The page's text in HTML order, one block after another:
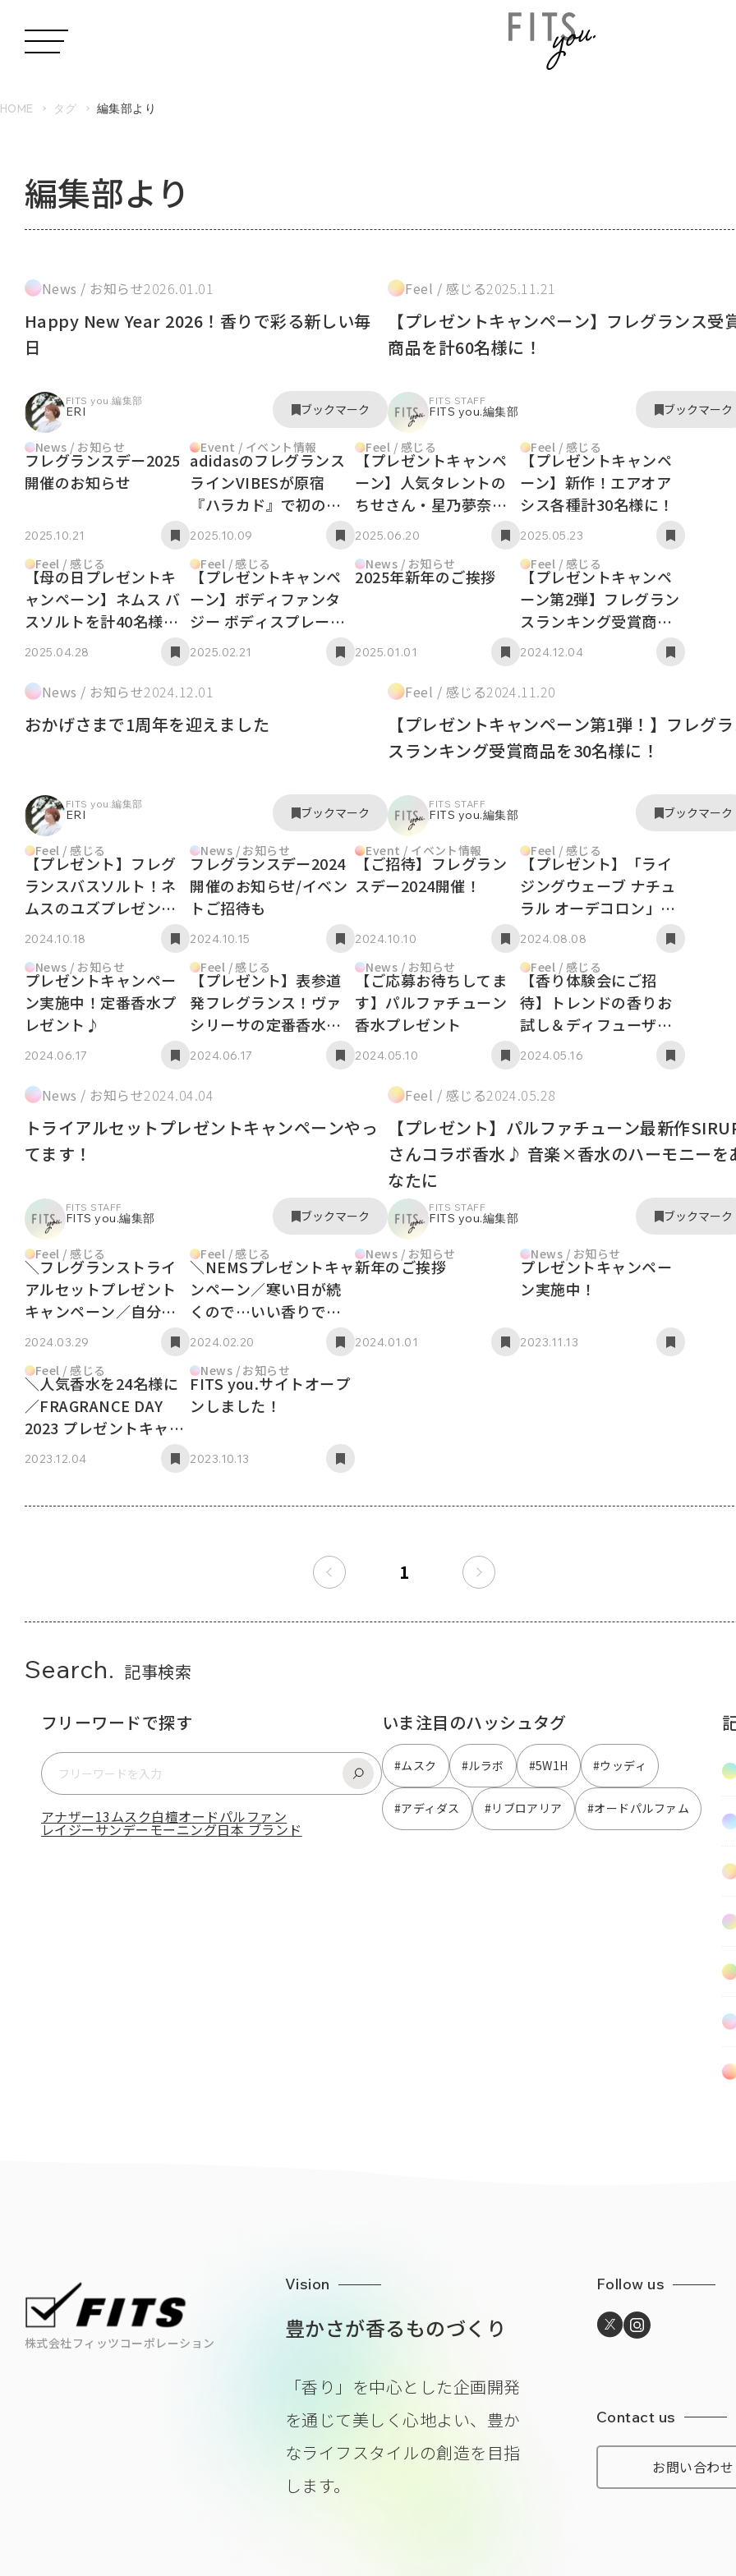
HOME タグ 編集部より
編集部より
News / お知らせ2026.01.01
Happy New Year 2026！香りで彩る新しい毎
日
FITS you.編集部
ERI ブックマーク
Feel / 感じる2025.11.21
【プレゼントキャンペーン】フレグランス受
商品を計60名様に！
FITS STAFF
FITS you.編集部 ブックマーク
News / お知らせ
フレグランスデー2025
開催のお知らせ
2025.10.21
Event / イベント情報
adidasのフレグランス
ラインVIBESが原宿
『ハラカド』で初の期
間限定POPUP出店！
2025.10.09
Feel / 感じる
【プレゼントキャンペ
ーン】人気タレントの
ちせさん・星乃夢奈さ
ん・おさきさんプロデ
ュースの新作香水を計
30名様に！
2025.06.20
Feel / 感じる
【プレゼントキャンペ
ーン】新作！エアオア
シス各種計30名様に！
2025.05.23
Feel / 感じる
【母の日プレゼントキ
ャンペーン】ネムス バ
スソルトを計40名様
に！
2025.04.28
Feel / 感じる
【プレゼントキャンペ
ーン】ボディファンタ
ジー ボディスプレーを
計40名様に！
2025.02.21
News / お知らせ
2025年新年のご挨拶
2025.01.01
Feel / 感じる
【プレゼントキャンペ
ーン第2弾】フレグラン
スランキング受賞商品
を30名様に！
2024.12.04
News / お知らせ2024.12.01
おかげさまで1周年を迎えました
FITS you.編集部
ERI ブックマーク
Feel / 感じる2024.11.20
【プレゼントキャンペーン第1弾！】フレグ
スランキング受賞商品を30名様に！
FITS STAFF
FITS you.編集部 ブックマーク
Feel / 感じる
【プレゼント】フレグ
ランスバスソルト！ネ
ムスのユズプレゼン
ト！
2024.10.18
News / お知らせ
フレグランスデー2024
開催のお知らせ/イベン
トご招待も
2024.10.15
Event / イベント情報
【ご招待】フレグラン
スデー2024開催！
2024.10.10
Feel / 感じる
【プレゼント】「ライ
ジングウェーブ ナチュ
ラル オーデコロン」プ
レゼントキャンペーン
2024.08.08
News / お知らせ
プレゼントキャンペー
ン実施中！定番香水プ
レゼント♪
2024.06.17
Feel / 感じる
【プレゼント】表参道
発フレグランス！ヴァ
シリーサの定番香水プ
レゼント！
2024.06.17
News / お知らせ
【ご応募お待ちしてま
す】パルファチューン
香水プレゼント
2024.05.10
Feel / 感じる
【香り体験会にご招
待】トレンドの香りお
試し＆ディフューザー
づくり体験も！
2024.05.16
News / お知らせ2024.04.04
トライアルセットプレゼントキャンペーンやっ
てます！
FITS STAFF
FITS you.編集部 ブックマーク
Feel / 感じる2024.05.28
【プレゼント】パルファチューン最新作
さんコラボ香水♪ 音楽×香水のハーモニーを
なたに
FITS STAFF
FITS you.編集部 ブックマーク
Feel / 感じる
＼フレグランストライ
アルセットプレゼント
キャンペーン／自分に
ぴったりの香りを見つ
2024.03.29
Feel / 感じる
＼NEMSプレゼントキャ
ンペーン／寒い日が続
くので…いい香りで贅
沢お風呂タイム！
2024.02.20
News / お知らせ
新年のご挨拶
2024.01.01
News / お知らせ
プレゼントキャンペー
ン実施中！
2023.11.13
Feel / 感じる
＼人気香水を24名様に
／FRAGRANCE DAY
2023 プレゼントキャン
ペーン
2023.12.04
News / お知らせ
FITS you.サイトオープ
ンしました！
2023.10.13
1
Search. 記事検索
フリーワードで探す
アナザー13ムスク白檀オードパルファン
レイジーサンデーモーニング日本 ブランド
いま注目のハッシュタグ
#ムスク #ルラボ #5W1H #ウッディ
#アディダス #リブロアリア #オードパルファム
株式会社フィッツコーポレーション
Vision
豊かさが香るものづくり
「香り」を中心とした企画開発
を通じて美しく心地よい、豊か
なライフスタイルの創造を目指
します。
Follow us
Contact us
お問い合わせ